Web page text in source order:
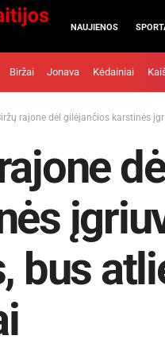
NAUJIENOS
Biržai Jonava Kėdainiai
rajone dėl gilėjančios karstinės
bus